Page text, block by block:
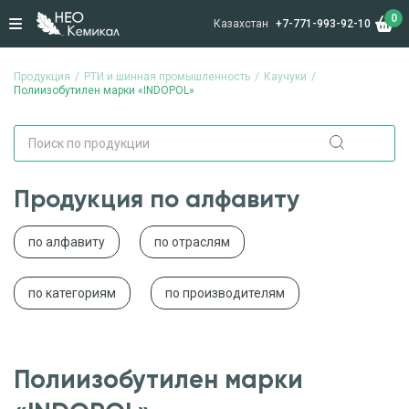
Казахстан +7-771-993-92-10 0
Продукция РТИ и шинная промышленность
Каучуки
Полиизобутилен марки «INDOPOL»
Продукция по алфавиту
по алфавиту по отраслям
по категориям по производителям
Полиизобутилен марки